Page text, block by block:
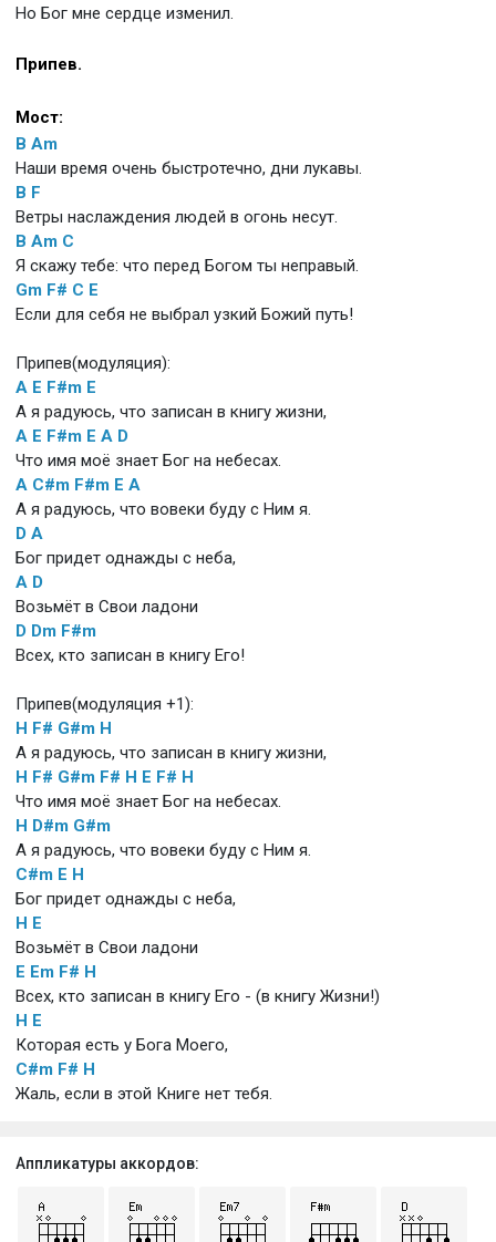
Но Бог мне сердце изменил.
Припев.
Мост:
B Am
Наши время очень быстротечно, дни лукавы.
B F
Ветры наслаждения людей в огонь несут.
B Am C
Я скажу тебе: что перед Богом ты неправый.
Gm F# C E
Если для себя не выбрал узкий Божий путь!
Припев(модуляция):
A E F#m E
А я радуюсь, что записан в книгу жизни,
A E F#m E A D
Что имя моё знает Бог на небесах.
A C#m F#m E A
А я радуюсь, что вовеки буду с Ним я.
D A
Бог придет однажды с неба,
A D
Возьмёт в Свои ладони
D Dm F#m
Всех, кто записан в книгу Его!
Припев(модуляция +1):
H F# G#m H
А я радуюсь, что записан в книгу жизни,
H F# G#m F# H E F# H
Что имя моё знает Бог на небесах.
H D#m G#m
А я радуюсь, что вовеки буду с Ним я.
C#m E H
Бог придет однажды с неба,
H E
Возьмёт в Свои ладони
E Em F# H
Всех, кто записан в книгу Его - (в книгу Жизни!)
H E
Которая есть у Бога Моего,
C#m F# H
Жаль, если в этой Книге нет тебя.
Аппликатуры аккордов: